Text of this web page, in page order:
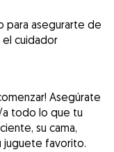
para asegurarte de
cuidador
Asegúrate
todo lo que tu
su cama,
juguete favorito.